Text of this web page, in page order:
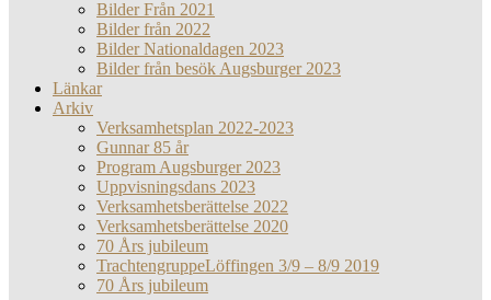
Bilder Från 2021
Bilder från 2022
Bilder Nationaldagen 2023
Bilder från besök Augsburger 2023
Länkar
Arkiv
Verksamhetsplan 2022-2023
Gunnar 85 år
Program Augsburger 2023
Uppvisningsdans 2023
Verksamhetsberättelse 2022
Verksamhetsberättelse 2020
70 Års jubileum
TrachtengruppeLöffingen 3/9 – 8/9 2019
70 Års jubileum